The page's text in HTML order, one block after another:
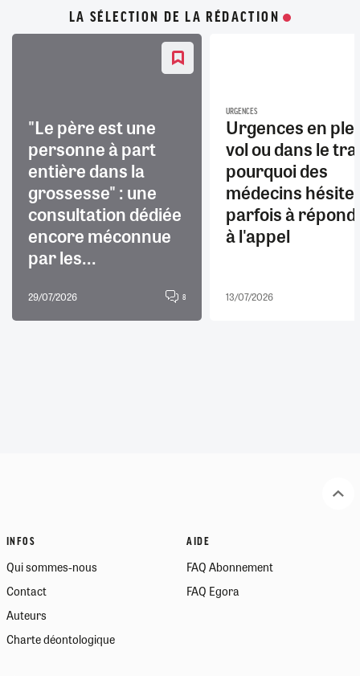
LA SÉLECTION DE LA RÉDACTION
"Le père est une
personne à part
entière dans la
grossesse" : une
consultation dédiée
encore méconnue
par les...
29/07/2026 8
URGENCES
Urgences en
vol ou dans le
pourquoi des
médecins
parfois à
à l'appel
13/07/2026
INFOS
Qui sommes-nous
Contact
Auteurs
Charte déontologique
AIDE
FAQ Abonnement
FAQ Egora